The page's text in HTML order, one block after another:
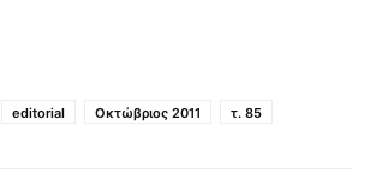
editorial Οκτώβριος 2011 τ. 85